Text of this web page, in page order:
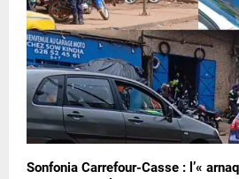
Sonfonia Carrefour-Casse : l’«